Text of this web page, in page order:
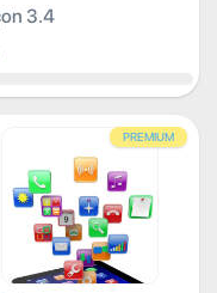
3.4
PREMIUM